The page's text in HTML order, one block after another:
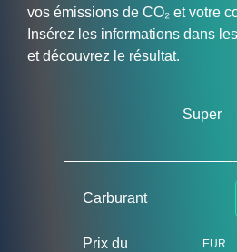
vos émissions de CO₂ et votre
Insérez les informations dans
et découvrez le résultat.
Super
Carburant
Prix du EUR